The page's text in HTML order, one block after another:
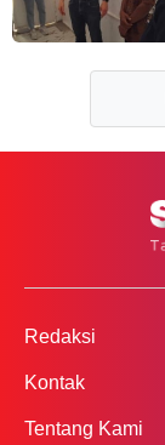
Redaksi
Kontak
Tentang Kami